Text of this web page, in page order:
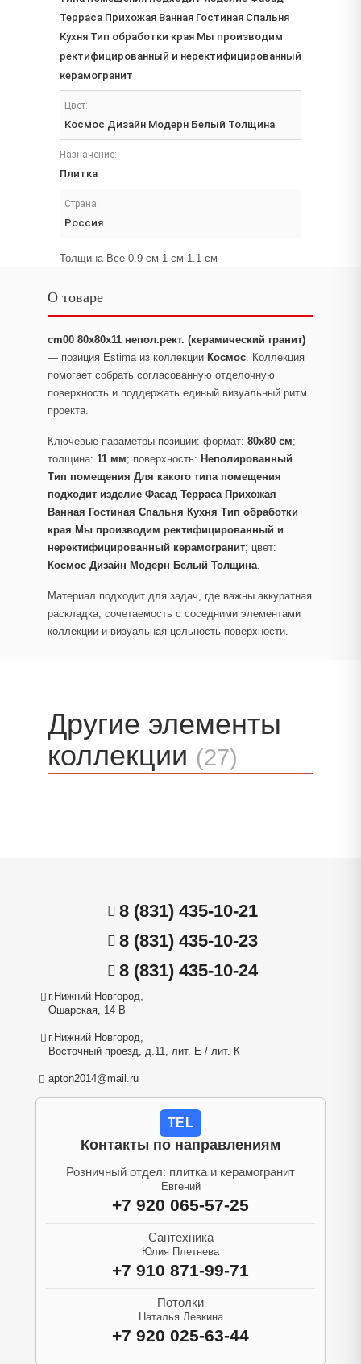
Терраса Прихожая Ванная Гостиная Спальня
Кухня Тип обработки края Мы производим
ректифицированный и неректифицированный
керамогранит
Цвет:
Космос Дизайн Модерн Белый Толщина
Назначение:
Плитка
Страна:
Россия
Толщина Все 0.9 см 1 см 1.1 см
О товаре
cm00 80x80x11 непол.рект. (керамический гранит)
— позиция Estima из коллекции Космос. Коллекция
помогает собрать согласованную отделочную
поверхность и поддержать единый визуальный ритм
проекта.
Ключевые параметры позиции: формат: 80x80 см;
толщина: 11 мм; поверхность: Неполированный
Тип помещения Для какого типа помещения
подходит изделие Фасад Терраса Прихожая
Ванная Гостиная Спальня Кухня Тип обработки
края Мы производим ректифицированный и
неректифицированный керамогранит; цвет:
Космос Дизайн Модерн Белый Толщина.
Материал подходит для задач, где важны аккуратная
раскладка, сочетаемость с соседними элементами
коллекции и визуальная цельность поверхности.
Другие элементы
коллекции (27)
8 (831) 435-10-21
8 (831) 435-10-23
8 (831) 435-10-24
г.Нижний Новгород,
Ошарская, 14 В
г.Нижний Новгород,
Восточный проезд, д.11, лит. Е / лит. К
apton2014@mail.ru
TEL
Контакты по направлениям
Розничный отдел: плитка и керамогранит
Евгений
+7 920 065-57-25
Сантехника
Юлия Плетнева
+7 910 871-99-71
Потолки
Наталья Левкина
+7 920 025-63-44